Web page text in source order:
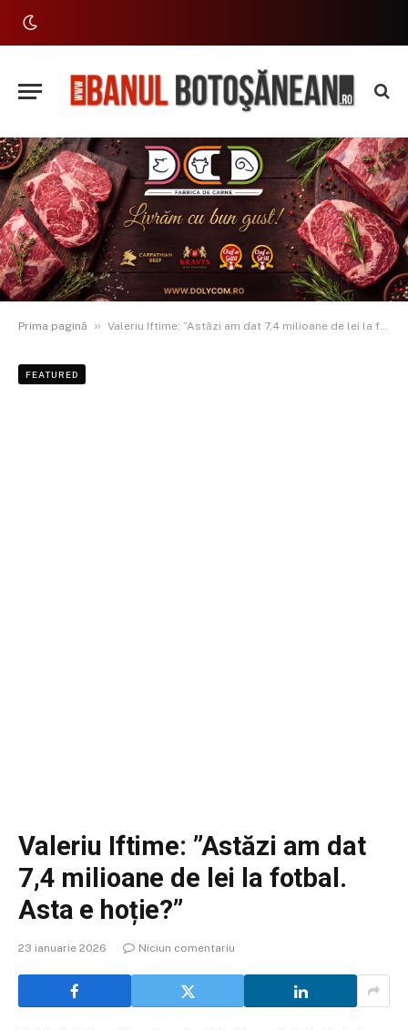
Prima pagină » Valeriu Iftime: ”Astăzi am dat 7,4 milioane de lei la fotbal. Asta e hoție?”
FEATURED
Valeriu Iftime: ”Astăzi am dat
7,4 milioane de lei la fotbal.
Asta e hoție?”
23 ianuarie 2026 Niciun comentariu